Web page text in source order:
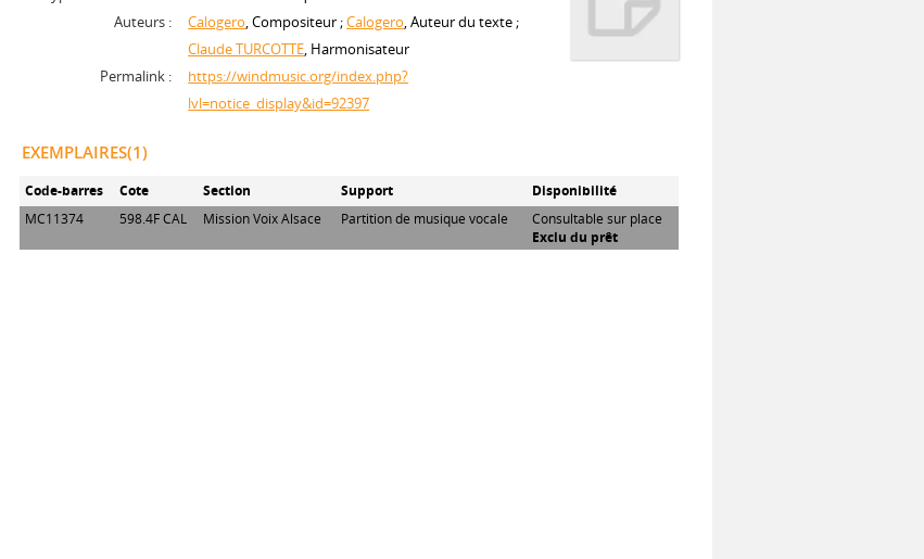
Auteurs :
Calogero, Compositeur ;Calogero, Auteur du texte ;
Claude TURCOTTE, Harmonisateur
Permalink :
https://windmusic.org/index.php?
lvl=notice_display&id=92397
EXEMPLAIRES(1)
Code-barres Cote Section Support
Disponibilité
MC11374
598.4F CAL Mission Voix Alsace Partition de musique vocale
Consultable sur place
Exclu du prêt